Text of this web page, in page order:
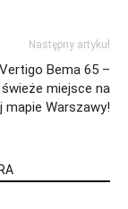
Następny artykuł
Bema 65 –
miejsce na
mapie Warszawy!